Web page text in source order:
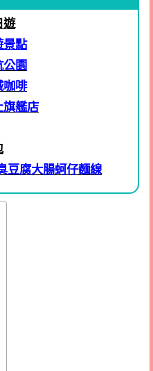
遊
景點
園
咖啡
旗艦店
豆腐大腸蚵仔麵線